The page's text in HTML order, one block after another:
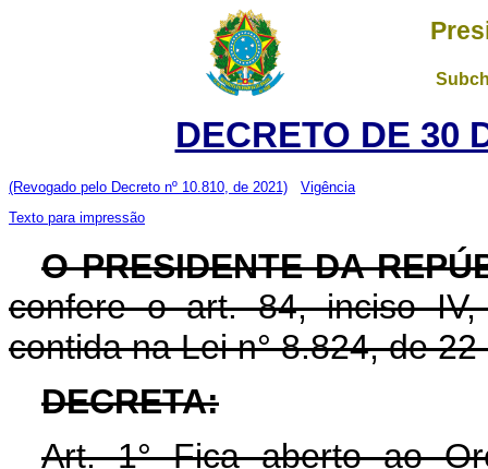
DECRETO DE 30
(Revogado pelo Decreto nº 10.810, de 2021)
Vigência
Texto para impressão
O PRESIDENTE DA
confere o art. 84, inciso
contida na Lei n° 8.824, de
DECRETA:
Art. 1° Fica aberto ao